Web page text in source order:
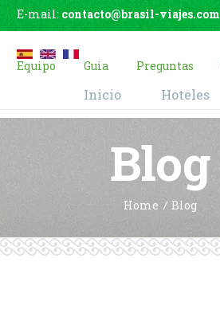
E-mail: contacto@brasil-viajes.com
Equipo Guia Preguntas
Inicio Hoteles
Blog
Home Blog